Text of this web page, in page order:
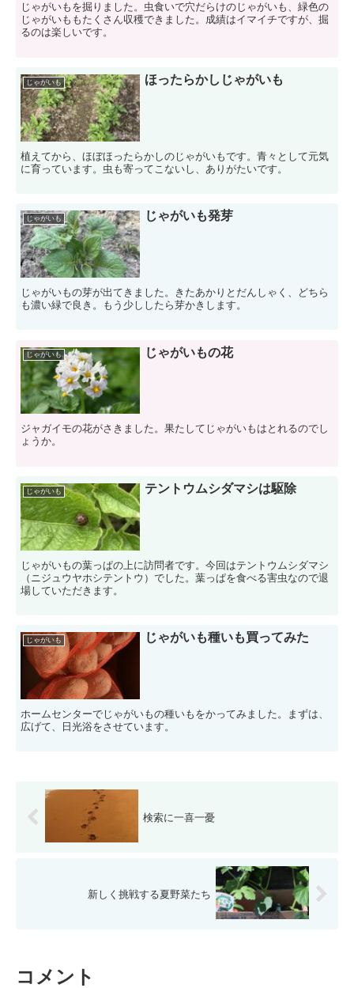
じゃがいもを掘りました。虫食いで穴だらけのじゃがいも、緑色の
じゃがいももたくさん収穫できました。成績はイマイチですが、掘
るのは楽しいです。
じゃがいも ほったらかしじゃがいも
植えてから、ほぼほったらかしのじゃがいもです。青々として元気
に育っています。虫も寄ってこないし、ありがたいです。
じゃがいも じゃがいも発芽
じゃがいもの芽が出てきました。きたあかりとだんしゃく、どちら
も濃い緑で良き。もう少ししたら芽かきします。
じゃがいも じゃがいもの花
ジャガイモの花がさきました。果たしてじゃがいもはとれるのでし
ょうか。
じゃがいも テントウムシダマシは駆除
じゃがいもの葉っぱの上に訪問者です。今回はテントウムシダマシ
（ニジュウヤホシテントウ）でした。葉っぱを食べる害虫なので退
場していただきます。
じゃがいも じゃがいも種いも買ってみた
ホームセンターでじゃがいもの種いもをかってみました。まずは、
広げて、日光浴をさせています。
検索に一喜一憂
新しく挑戦する夏野菜たち
コメント